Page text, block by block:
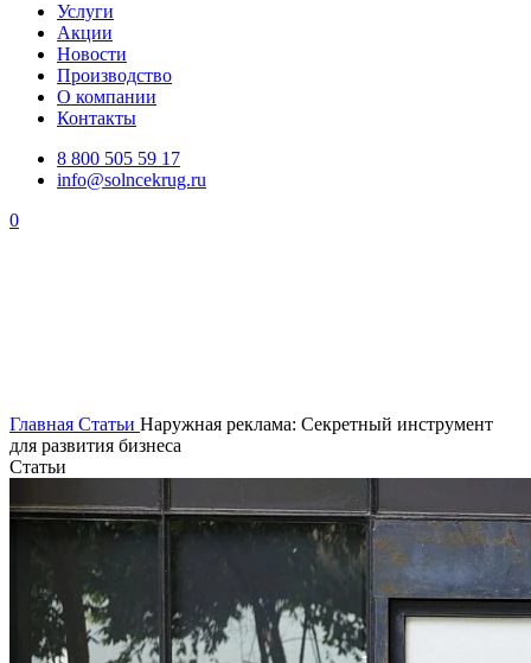
Услуги
Акции
Новости
Производство
О компании
Контакты
8 800 505 59 17
info@solncekrug.ru
0
Главная Статьи Наружная реклама: Секретный инструмент
для развития бизнеса
Статьи